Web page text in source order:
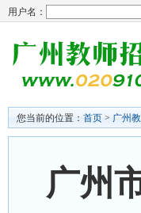
用户名：
您当前的位置： 首页 > 广州
广州